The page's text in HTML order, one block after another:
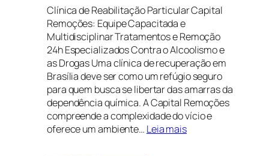
Clínica de Reabilitação Particular Capital
Remoções: Equipe Capacitada e
Multidisciplinar Tratamentos e Remoção
24h Especializados Contra o Alcoolismo e
as Drogas Uma clínica de recuperação em
Brasília deve ser como um refúgio seguro
para quem busca se libertar das amarras da
dependência química. A Capital Remoções
compreende a complexidade do vício e
oferece um ambiente… Leia mais: